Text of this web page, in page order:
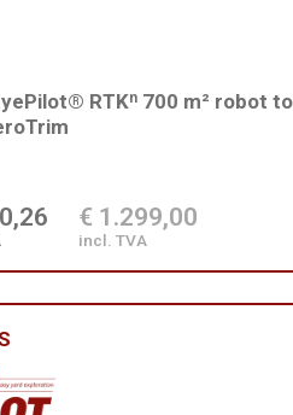
RTKⁿ 700 m² robot
€ 1.299,00
incl. TVA